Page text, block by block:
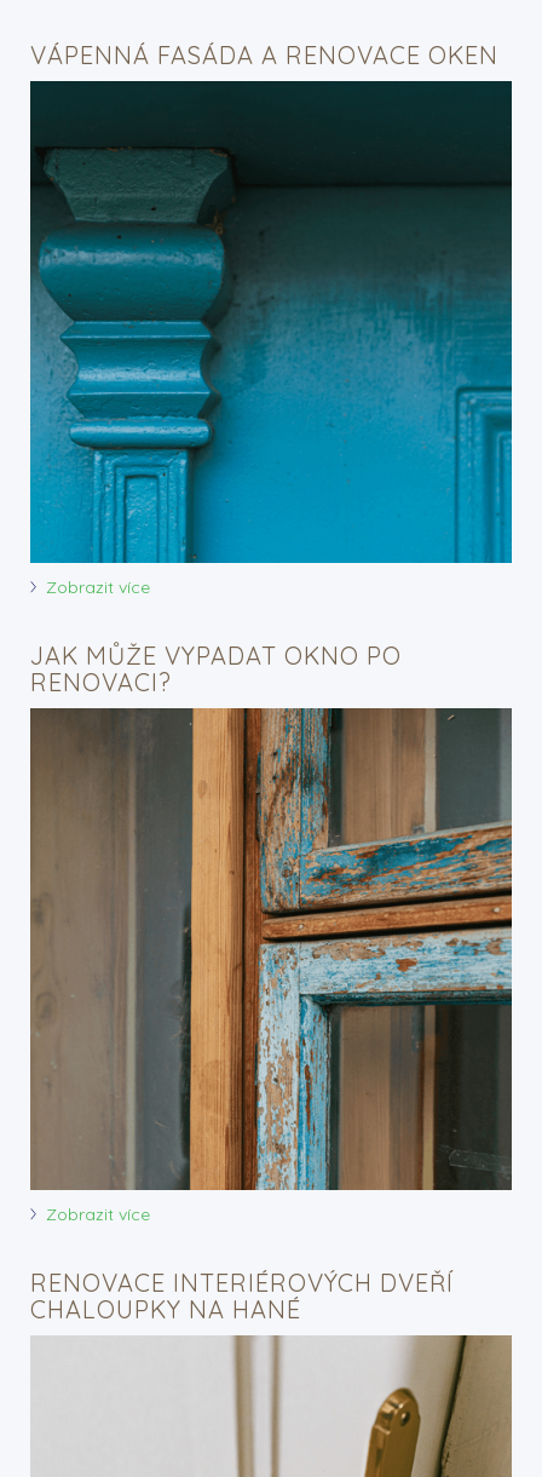
VÁPENNÁ FASÁDA A RENOVACE OKEN
Zobrazit více
JAK MŮŽE VYPADAT OKNO PO
RENOVACI?
Zobrazit více
RENOVACE INTERIÉROVÝCH DVEŘÍ
CHALOUPKY NA HANÉ